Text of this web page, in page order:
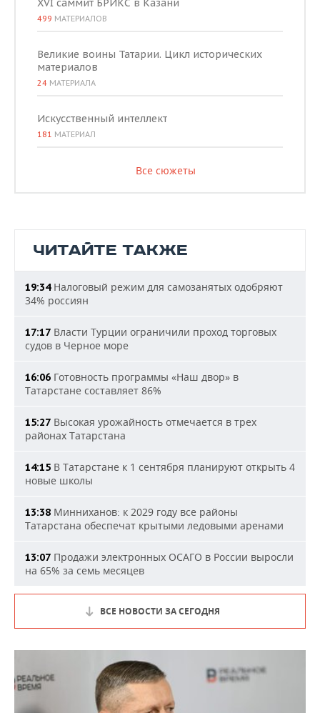
XVI саммит БРИКС в Казани
499 МАТЕРИАЛОВ
Великие воины Татарии. Цикл исторических
материалов
24 МАТЕРИАЛА
Искусственный интеллект
181 МАТЕРИАЛ
Все сюжеты
ЧИТАЙТЕ ТАКЖЕ
19:34Налоговый режим для самозанятых одобряют
34% россиян
17:17 Власти Турции ограничили проход торговых
судов в Черное море
16:06 Готовность программы «Наш двор» в
Татарстане составляет 86%
15:27 Высокая урожайность отмечается в трех
районах Татарстана
14:15 В Татарстане к 1 сентября планируют открыть 4
новые школы
13:38 Минниханов: к 2029 году все районы
Татарстана обеспечат крытыми ледовыми аренами
13:07 Продажи электронных ОСАГО в России выросли
на 65% за семь месяцев
ВСЕ НОВОСТИ ЗА СЕГОДНЯ